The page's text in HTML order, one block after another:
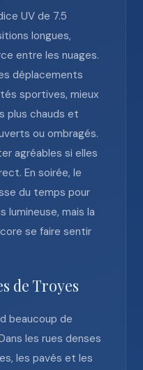
UV de 7.5
longues,
entre les nuages.
déplacements
sportives, mieux
plus chauds et
ou ombragés.
agréables si elles
En soirée, le
du temps pour
lumineuse, mais la
se faire sentir
de Troyes
beaucoup de
les rues denses
les pavés et les